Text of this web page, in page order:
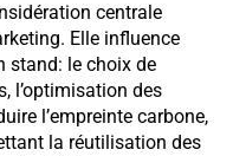
centrale
Elle influence
stand: le choix de
l’optimisation des
l’empreinte carbone,
la réutilisation des